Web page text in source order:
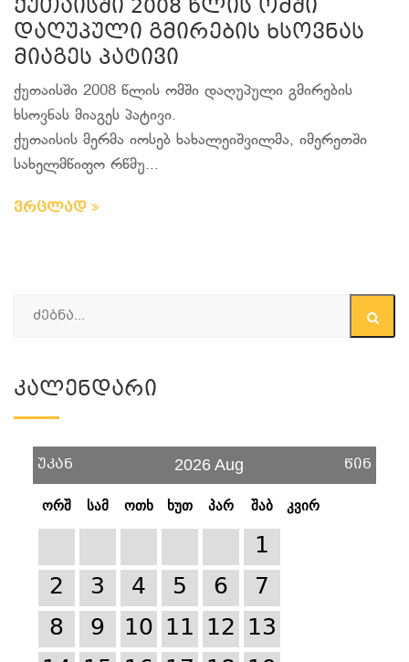
ქუთაისში 2008 წლის ომში
დაღუპული გმირების ხსოვნას
მიაგეს პატივი
ქუთაისში 2008 წლის ომში დაღუპული გმირების
ხსოვნას მიაგეს პატივი.
ქუთაისის მერმა იოსებ ხახალეიშვილმა, იმერეთში
სახელმწიფო რწმუ...
ვრცლად
Კალენდარი
უკან 2026 Aug წინ
ორშ სამ ოთხ ხუთ პარ შაბ კვირ
1
2
3 4 5 6
7
8
9 10 11 12 13